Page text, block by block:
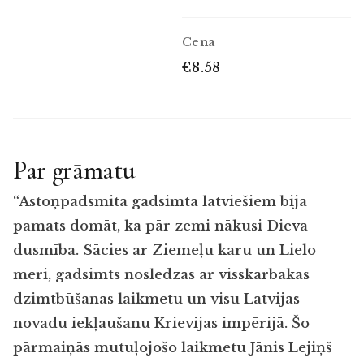
Cena
€8.58
Par grāmatu
“Astoņpadsmitā gadsimta latviešiem bija
pamats domāt, ka pār zemi nākusi Dieva
dusmība. Sācies ar Ziemeļu karu un Lielo
mēri, gadsimts noslēdzas ar visskarbākās
dzimtbūšanas laikmetu un visu Latvijas
novadu iekļaušanu Krievijas impērijā. Šo
pārmaiņās mutuļojošo laikmetu Jānis Lejiņš